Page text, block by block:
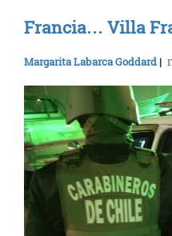
Francia… Villa
Margarita Labarca Goddard |